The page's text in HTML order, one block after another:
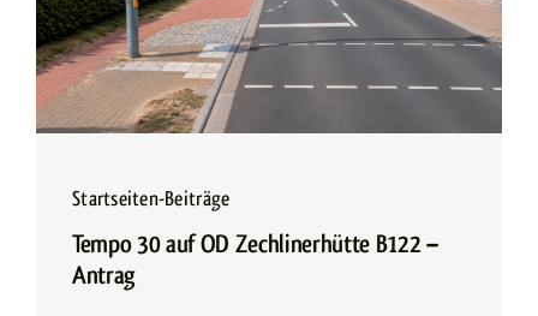
Startseiten-Beiträge
Tempo 30 auf OD Zechlinerhütte B122 –
Antrag